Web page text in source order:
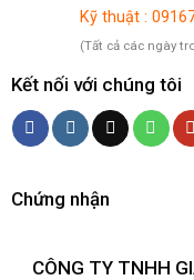
Kỹ thuật :
(Tất cả các ngày
Kết nối với chúng tôi
Chứng nhận
CÔNG TY TNHH